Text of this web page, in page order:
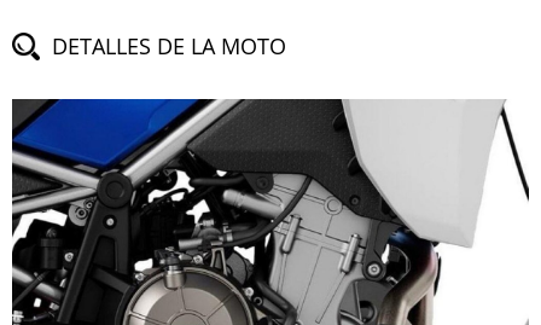
DETALLES DE LA MOTO